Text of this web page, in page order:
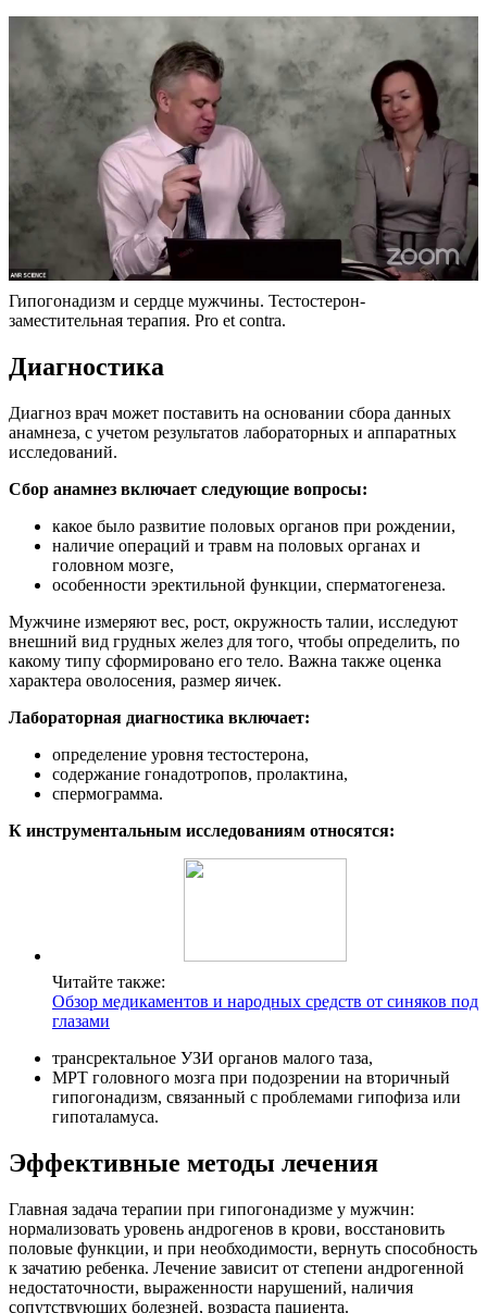
Гипогонадизм и сердце мужчины. Тестостерон-
заместительная терапия. Pro et contra.
Диагностика
Диагноз врач может поставить на основании сбора данных
анамнеза, с учетом результатов лабораторных и аппаратных
исследований.
Сбор анамнез включает следующие вопросы:
какое было развитие половых органов при рождении,
наличие операций и травм на половых органах и
головном мозге,
особенности эректильной функции, сперматогенеза.
Мужчине измеряют вес, рост, окружность талии, исследуют
внешний вид грудных желез для того, чтобы определить, по
какому типу сформировано его тело. Важна также оценка
характера оволосения, размер яичек.
Лабораторная диагностика включает:
определение уровня тестостерона,
содержание гонадотропов, пролактина,
спермограмма.
К инструментальным исследованиям относятся:
Читайте также:
Обзор медикаментов и народных средств от синяков под
глазами
трансректальное УЗИ органов малого таза,
МРТ головного мозга при подозрении на вторичный
гипогонадизм, связанный с проблемами гипофиза или
гипоталамуса.
Эффективные методы лечения
Главная задача терапии при гипогонадизме у мужчин:
нормализовать уровень андрогенов в крови, восстановить
половые функции, и при необходимости, вернуть способность
к зачатию ребенка. Лечение зависит от степени андрогенной
недостаточности, выраженности нарушений, наличия
сопутствующих болезней, возраста пациента.